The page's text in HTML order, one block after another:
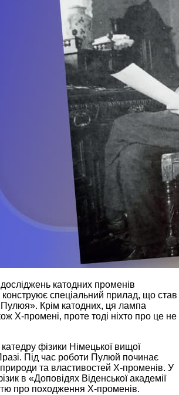
катодних променів
конструює спеціальний прилад, що став
Крім катодних, ця лампа
Х-промені, проте тоді ніхто про це не
фізики Німецької вищої
Під час роботи Пулюй починає
та властивостей Х-променів. У
в «Доповідях Віденської академії
про походження Х-променів.